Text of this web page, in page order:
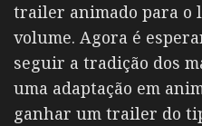
trailer animado para o
volume. Agora é
seguir a tradição dos
uma adaptação em
ganhar um trailer do